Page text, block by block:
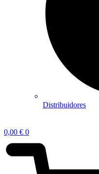
Distribuidores
0,00 € 0